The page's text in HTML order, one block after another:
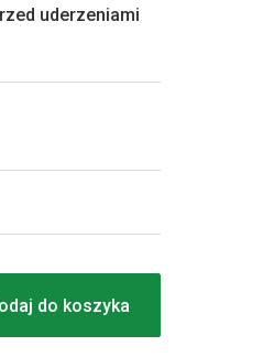
uderzeniami
do koszyka